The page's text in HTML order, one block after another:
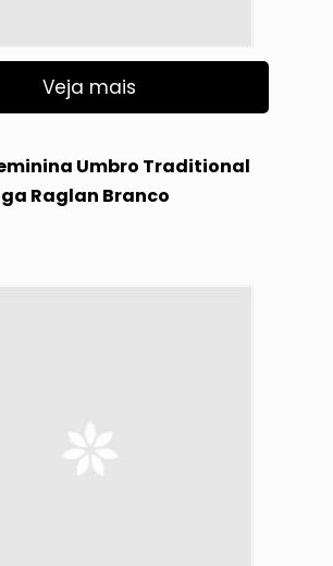
Veja mais
Umbro Traditional
Raglan Branco